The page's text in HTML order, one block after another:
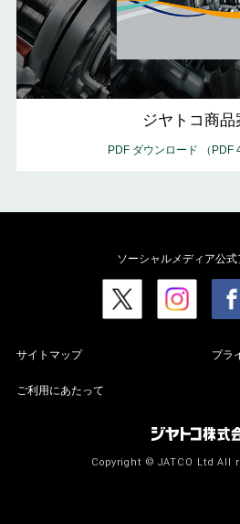
ジヤトコ商品
PDF ダウンロード （PDF
ソーシャルメディア公式
サイトマップ プラ
ご利用にあたって
Copyright © JATCO Ltd All